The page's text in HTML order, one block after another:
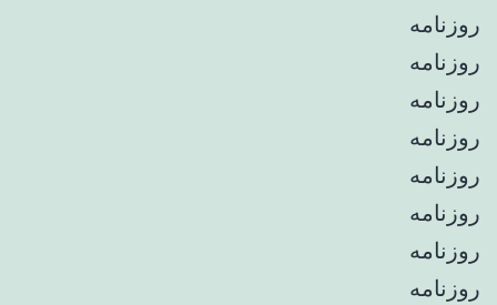
روزنامه
روزنامه
روزنامه
روزنامه
روزنامه
روزنامه
روزنامه
روزنامه